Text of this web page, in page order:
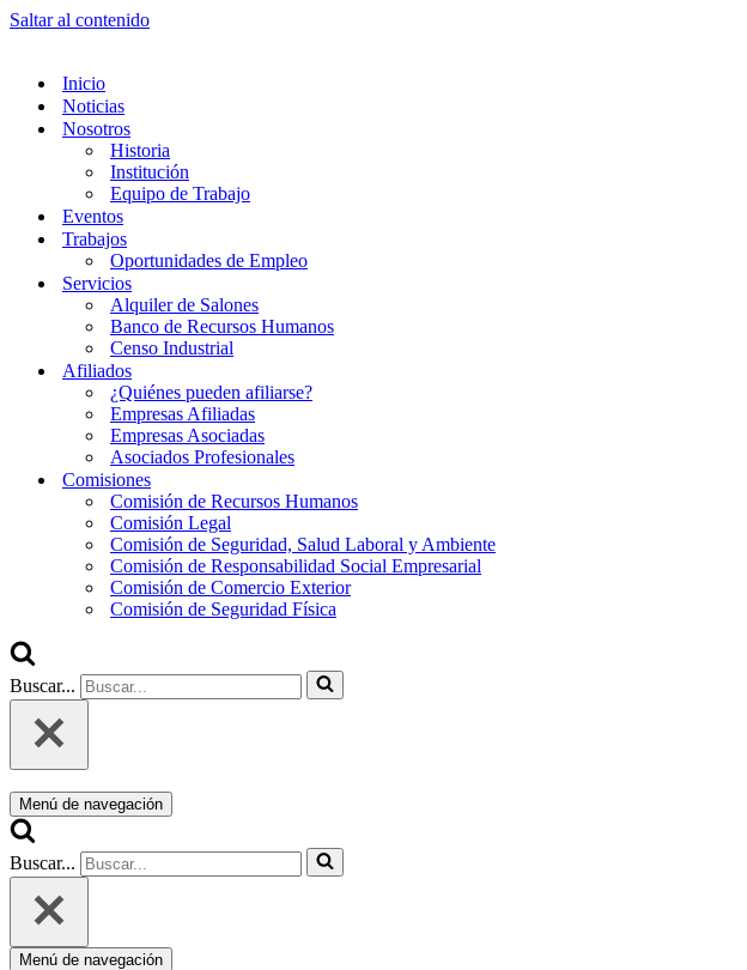
Saltar al contenido
Inicio
Noticias
Nosotros
Historia
Institución
Equipo de Trabajo
Eventos
Trabajos
Oportunidades de Empleo
Servicios
Alquiler de Salones
Banco de Recursos Humanos
Censo Industrial
Afiliados
¿Quiénes pueden afiliarse?
Empresas Afiliadas
Empresas Asociadas
Asociados Profesionales
Comisiones
Comisión de Recursos Humanos
Comisión Legal
Comisión de Seguridad, Salud Laboral y Ambiente
Comisión de Responsabilidad Social Empresarial
Comisión de Comercio Exterior
Comisión de Seguridad Física
Buscar...
Menú de navegación
Buscar...
Menú de navegación